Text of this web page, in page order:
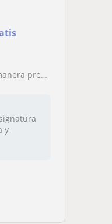
de ESO y Bachillerato
y